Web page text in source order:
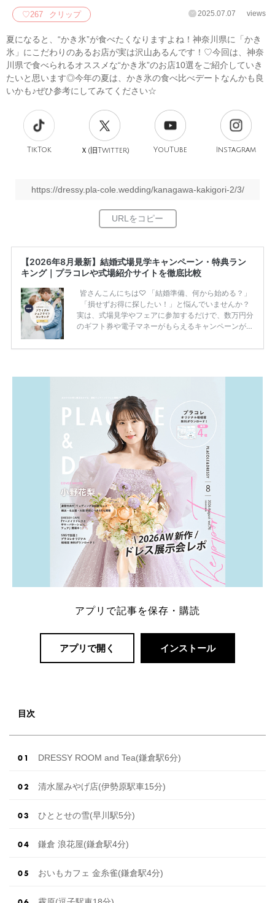
♡267 クリップ 2025.07.07 views
夏になると、“かき氷”が食べたくなりますよね！神奈川県に「かき
氷」にこだわりのあるお店が実は沢山あるんです！♡今回は、神奈
川県で食べられるオススメな“かき氷”のお店10選をご紹介していき
たいと思います◎今年の夏は、かき氷の食べ比べデートなんかも良
いかも♪ぜひ参考にしてみてください☆
TikTok Ｘ(旧Twitter) YouTube Instagram
https://dressy.pla-cole.wedding/kanagawa-kakigori-2/3/
【2026年8月最新】結婚式場見学キャンペーン・特典ラン
キング｜プラコレや式場紹介サイトを徹底比較
皆さんこんにちは♡ 「結婚準備、何から始める？」
「損せずお得に探したい！」と悩んでいませんか？
実は、式場見学やフェアに参加するだけで、数万円分
のギフト券や電子マネーがもらえるキャンペーンがあ
ため、比較せずに選ぶと損をしてしまうことも……。
一番お得？」「プラコレの特典は？」といった疑問も
解決します。 まずは診断で候補を絞れる「ウェディ
ング診断」か、体験型 […]続きを読む
アプリで記事を保存・購読
アプリで開く インストール
目次
DRESSY ROOM and Tea(鎌倉駅6分)
清水屋みやげ店(伊勢原駅車15分)
ひととせの雪(早川駅5分)
鎌倉 浪花屋(鎌倉駅4分)
おいもカフェ 金糸雀(鎌倉駅4分)